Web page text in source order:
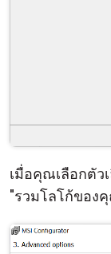
เมื่อคุณเลือกตั
"รวมโลโก้ของ